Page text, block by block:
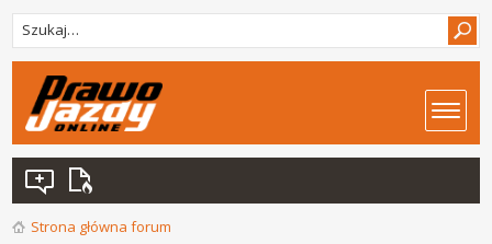
Strona główna forum